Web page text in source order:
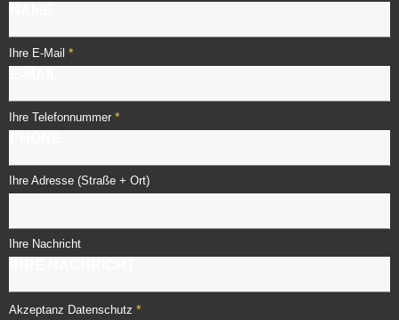
Ihre E-Mail *
Ihre Telefonnummer *
Ihre Adresse (Straße + Ort)
Ihre Nachricht
Akzeptanz Datenschutz *